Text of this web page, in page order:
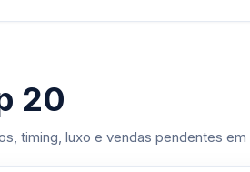
20
timing, luxo e vendas pendentes em